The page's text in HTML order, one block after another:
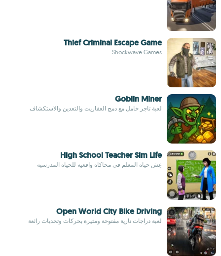
Thief Criminal Escape Game
Shockwave Games
Goblin Miner
لعبة تاجر خامل مع دمج العفاريت والتعدين والاستكشاف
High School Teacher Sim Life
عِش حياة المعلم في محاكاة واقعية للحياة المدرسية
Open World City Bike Driving
لعبة دراجات نارية مفتوحة ومثيرة بحركات وتحديات رائعة